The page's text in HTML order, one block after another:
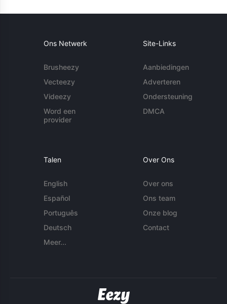
Ons Netwerk
Brusheezy
Vecteezy
Videezy
Word een
provider
Site-Links
Aanbiedingen
Adverteren
Ondersteuning
DMCA
Talen
English
Español
Português
Deutsch
Meer...
Over Ons
Over ons
Ons team
Onze blog
Contact